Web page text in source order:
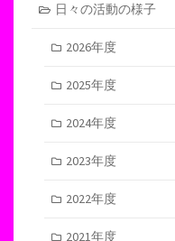
日々の活動の様子
2026年度
2025年度
2024年度
2023年度
2022年度
2021年度